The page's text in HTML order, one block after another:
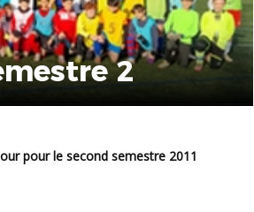
2
pour le second semestre 2011